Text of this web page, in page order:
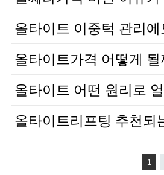
올타이트 이중턱 관리
올타이트가격 어떻게 될
올타이트 어떤 원리로
올타이트리프팅 추천
1